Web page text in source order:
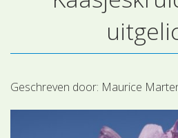
Plantensoorten
Plantengemeenschappen
Determineren
Geschreven door: Maurice